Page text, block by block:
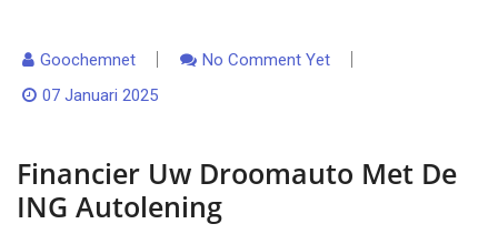
Goochemnet
No Comment Yet
07 Januari 2025
Financier Uw Droomauto Met De
ING Autolening